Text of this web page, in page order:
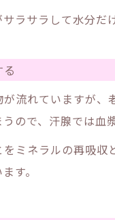
ラサラして水分
流れていますが
ので、汗腺では血
ミネラルの再吸
す。